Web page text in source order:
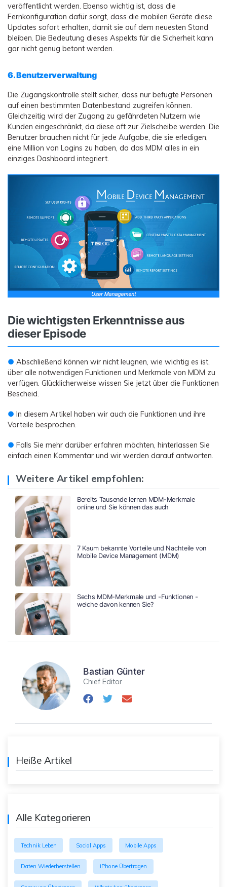
veröffentlicht werden. Ebenso wichtig ist, dass die
Fernkonfiguration dafür sorgt, dass die mobilen Geräte diese
Updates sofort erhalten, damit sie auf dem neuesten Stand
bleiben. Die Bedeutung dieses Aspekts für die Sicherheit kann
gar nicht genug betont werden.
6. Benutzerverwaltung
Die Zugangskontrolle stellt sicher, dass nur befugte Personen
auf einen bestimmten Datenbestand zugreifen können.
Gleichzeitig wird der Zugang zu gefährdeten Nutzern wie
Kunden eingeschränkt, da diese oft zur Zielscheibe werden. Die
Benutzer brauchen nicht für jede Aufgabe, die sie erledigen,
eine Million von Logins zu haben, da das MDM alles in ein
einziges Dashboard integriert.
Die wichtigsten Erkenntnisse aus
dieser Episode
● Abschließend können wir nicht leugnen, wie wichtig es ist,
über alle notwendigen Funktionen und Merkmale von MDM zu
verfügen. Glücklicherweise wissen Sie jetzt über die Funktionen
Bescheid.
● In diesem Artikel haben wir auch die Funktionen und ihre
Vorteile besprochen.
● Falls Sie mehr darüber erfahren möchten, hinterlassen Sie
einfach einen Kommentar und wir werden darauf antworten.
Weitere Artikel empfohlen:
Bereits Tausende lernen MDM-Merkmale
online und Sie können das auch
7 Kaum bekannte Vorteile und Nachteile von
Mobile Device Management (MDM)
Sechs MDM-Merkmale und -Funktionen -
welche davon kennen Sie?
Bastian Günter
Chief Editor
Heiße Artikel
Alle Kategorieren
Technik Leben Social Apps Mobile Apps
Daten Wiederherstellen iPhone Übertragen